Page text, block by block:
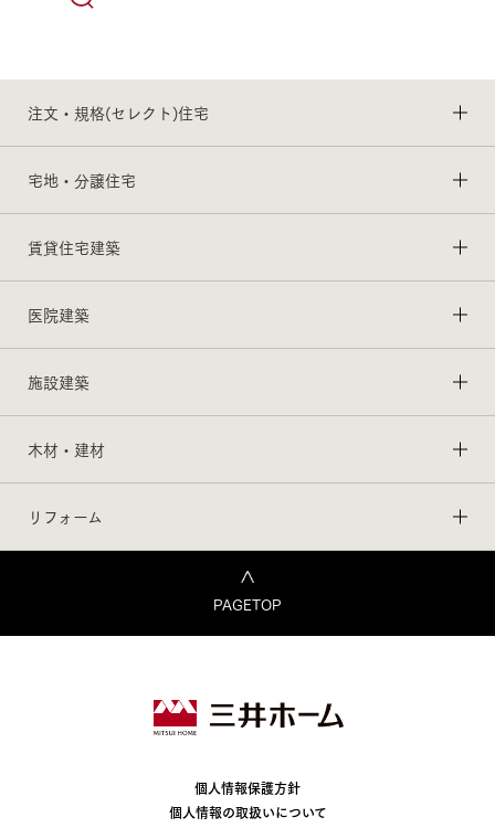
注文・規格(セレクト)住宅
宅地・分譲住宅
賃貸住宅建築
医院建築
施設建築
木材・建材
リフォーム
PAGETOP
個人情報保護方針
個人情報の取扱いについて